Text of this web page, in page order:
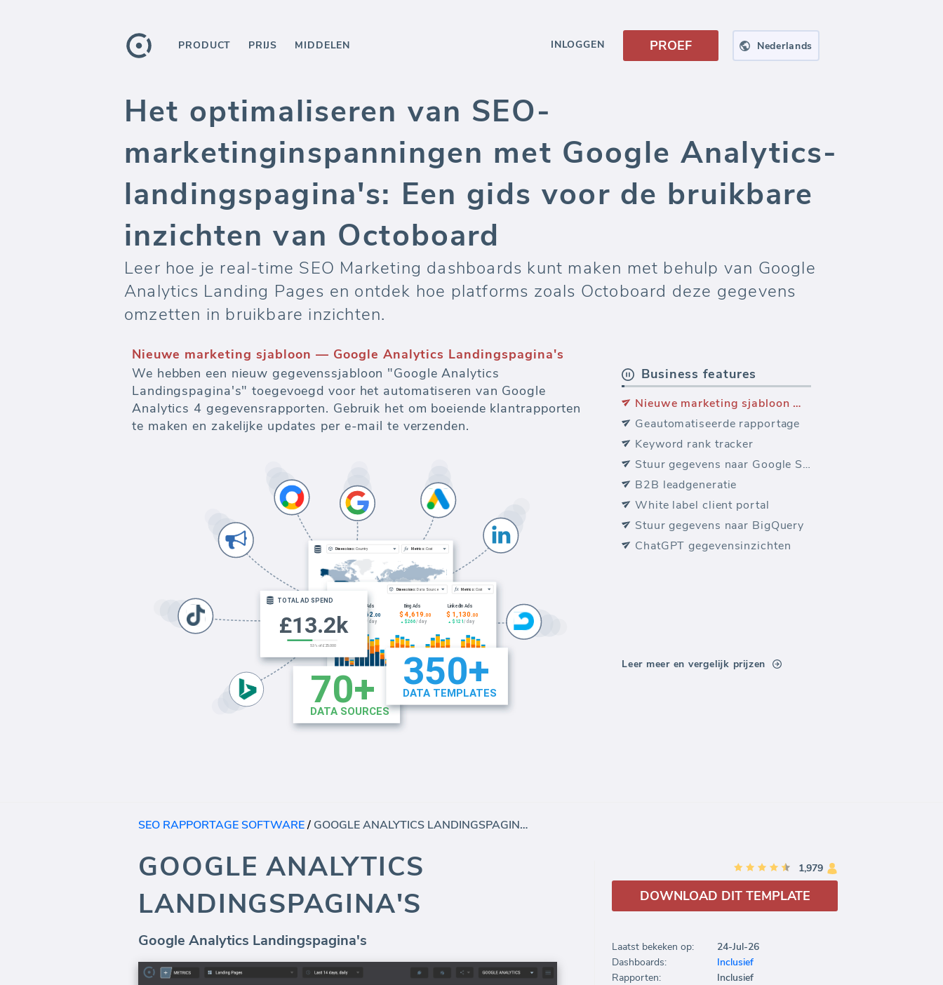
PRODUCT PRIJS MIDDELEN INLOGGEN PROEF Nederlands
Het optimaliseren van SEO-
marketinginspanningen met Google Analytics-
landingspagina's: Een gids voor de bruikbare
inzichten van Octoboard
Leer hoe je real-time SEO Marketing dashboards kunt maken met behulp van Google
Analytics Landing Pages en ontdek hoe platforms zoals Octoboard deze gegevens
omzetten in bruikbare inzichten.
Nieuwe marketing sjabloon — Google Analytics Landingspagina's
We hebben een nieuw gegevenssjabloon "Google Analytics
Landingspagina's" toegevoegd voor het automatiseren van Google
Analytics 4 gegevensrapporten. Gebruik het om boeiende klantrapporten
te maken en zakelijke updates per e-mail te verzenden.
Business features
Nieuwe marketing sjabloon — Google Analytics Landingspagina's
Geautomatiseerde rapportage
Keyword rank tracker
Stuur gegevens naar Google Sheets
B2B leadgeneratie
White label client portal
Stuur gegevens naar BigQuery
ChatGPT gegevensinzichten
Leer meer en vergelijk prijzen
SEO RAPPORTAGE SOFTWARE/ GOOGLE ANALYTICS LANDINGSPAGINA'S
GOOGLE ANALYTICS
LANDINGSPAGINA'S
Google Analytics Landingspagina's
1,979
DOWNLOAD DIT TEMPLATE
Laatst bekeken op:
24-Jul-26
Dashboards:
Inclusief
Rapporten:
Inclusief